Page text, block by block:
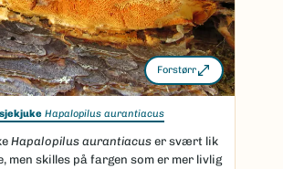
Forstørr
Hapalopilus aurantiacus
Hapalopilus aurantiacus er svært lik
men skilles på fargen som er mer livlig